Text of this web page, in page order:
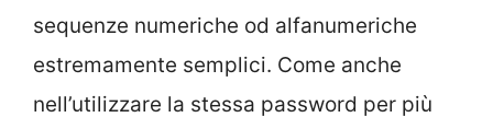
sequenze numeriche od alfanumeriche
estremamente semplici. Come anche
nell’utilizzare la stessa password per più